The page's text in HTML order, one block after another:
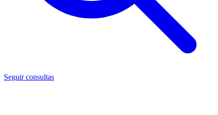
Seguir consultas